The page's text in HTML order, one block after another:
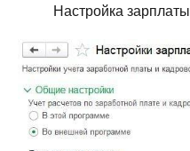
Настройка